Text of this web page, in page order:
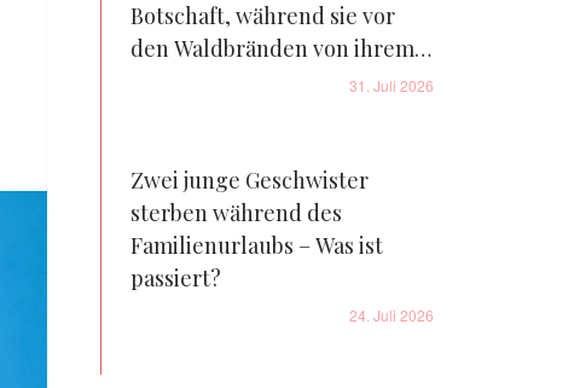
Botschaft, während sie vor
den Waldbränden von ihrem
Bauernhof in Frankreich31. Juli 2026
Zwei junge Geschwister
sterben während des
Familienurlaubs – Was ist
passiert?
24. Juli 2026